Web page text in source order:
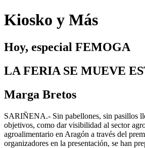
Kiosko y Más
Hoy, especial FEMOGA
LA FERIA SE MUEVE
Marga Bretos
SARIÑENA.- Sin pabellones, sin pasillos
objetivos, como dar visibilidad al sector
agroalimentario en Aragón a través del
organizadores en la presentación, se han